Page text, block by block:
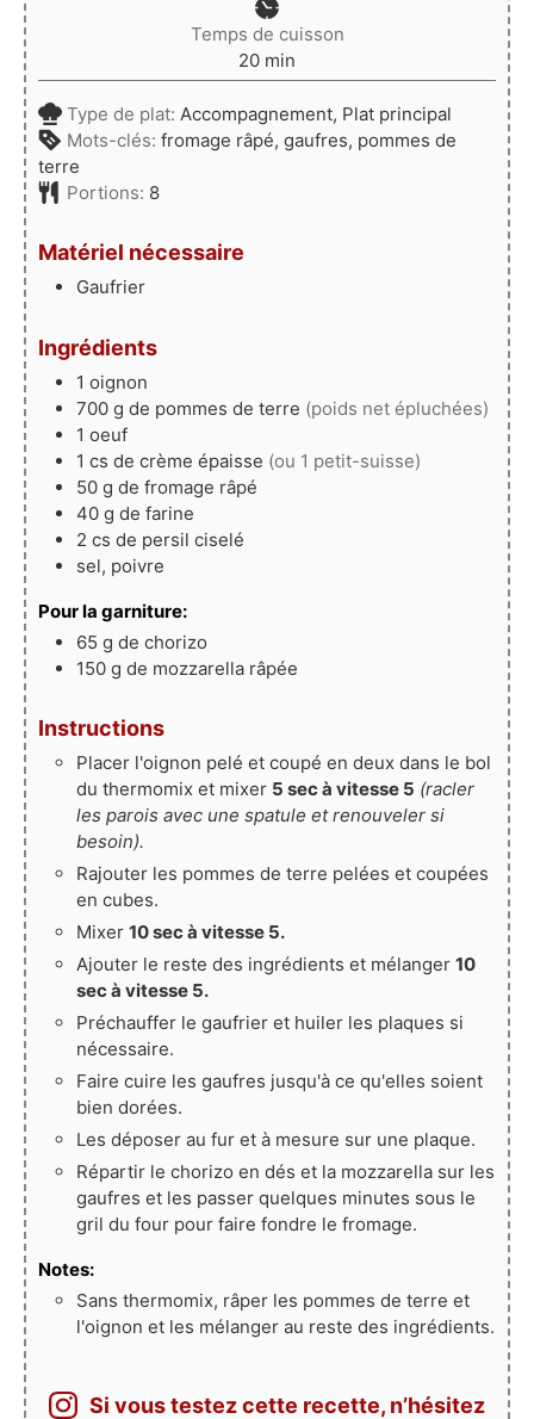
Temps de cuisson
20minutes
min
Type de plat: Accompagnement, Plat principal
Mots-clés: fromage râpé, gaufres, pommes de
terre
Portions: 8
Matériel nécessaire
Gaufrier
Ingrédients
1 oignon
700 g de pommes de terre (poids net épluchées)
1 oeuf
1 cs de crème épaisse (ou 1 petit-suisse)
50 g de fromage râpé
40 g de farine
2 cs de persil ciselé
sel, poivre
Pour la garniture:
65 g de chorizo
150 g de mozzarella râpée
Instructions
Placer l'oignon pelé et coupé en deux dans le bol
du thermomix et mixer 5 sec à vitesse 5 (racler
les parois avec une spatule et renouveler si
besoin).
Rajouter les pommes de terre pelées et coupées
en cubes.
Mixer 10 sec à vitesse 5.
Ajouter le reste des ingrédients et mélanger 10
sec à vitesse 5.
Préchauffer le gaufrier et huiler les plaques si
nécessaire.
Faire cuire les gaufres jusqu'à ce qu'elles soient
bien dorées.
Les déposer au fur et à mesure sur une plaque.
Répartir le chorizo en dés et la mozzarella sur les
gaufres et les passer quelques minutes sous le
gril du four pour faire fondre le fromage.
Notes:
Sans thermomix, râper les pommes de terre et
l'oignon et les mélanger au reste des ingrédients.
Si vous testez cette recette, n’hésitez